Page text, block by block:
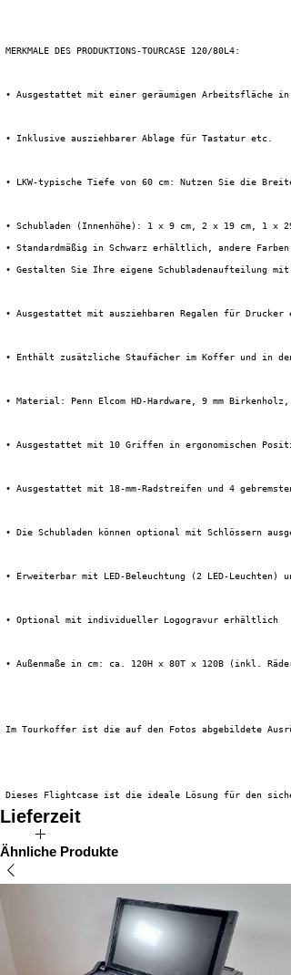
MERKMALE DES PRODUKTIONS-TOURCASE 120/80L4:
• Ausgestattet mit einer geräumigen Arbeitsfläche
• Inklusive ausziehbarer Ablage für Tastatur etc.
• LKW-typische Tiefe von 60 cm: Nutzen Sie die
• Schubladen (Innenhöhe): 1 x 9 cm, 2 x 19 cm, 1 x 29
• Standardmäßig in Schwarz erhältlich, andere
• Gestalten Sie Ihre eigene Schubladenaufteilung
• Ausgestattet mit ausziehbaren Regalen für Drucker
• Enthält zusätzliche Staufächer im Koffer und in den
• Material: Penn Elcom HD-Hardware, 9 mm
• Ausgestattet mit 10 Griffen in ergonomischen
• Ausgestattet mit 18-mm-Radstreifen und 4
• Die Schubladen können optional mit Schlössern
• Erweiterbar mit LED-Beleuchtung (2 LED-Leuchten)
• Optional mit individueller Logogravur erhältlich
• Außenmaße in cm: ca. 120H x 80T x 120B (inkl.
Im Tourkoffer ist die auf den Fotos abgebildete
Dieses Flightcase ist die ideale Lösung für den
Lieferzeit
Die voraussichtliche Lieferzeit für dieses Produkt beträgt 3 bis 5
Wochen.
Ähnliche Produkte